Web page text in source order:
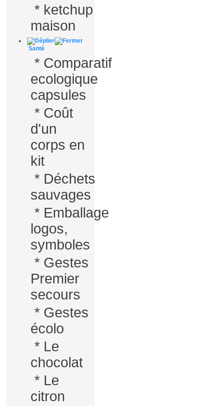
* ketchup
maison
Santé
* Comparatif
ecologique
capsules
* Coût
d'un
corps en
kit
* Déchets
sauvages
* Emballage
logos,
symboles
* Gestes
Premier
secours
* Gestes
écolo
* Le
chocolat
* Le
citron